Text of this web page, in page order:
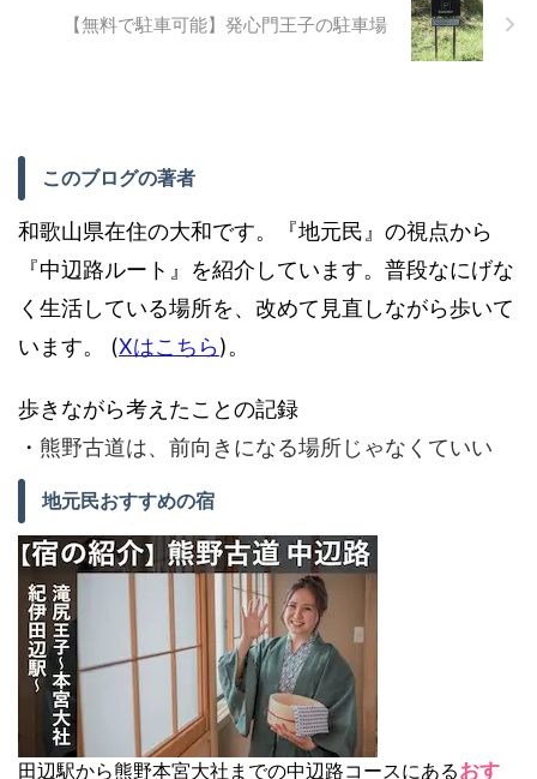
【無料で駐車可能】発心門王子の駐車場
このブログの著者
和歌山県在住の大和です。『地元民』の視点から
『中辺路ルート』を紹介しています。普段なにげな
く生活している場所を、改めて見直しながら歩いて
います。 (Xはこちら)。
歩きながら考えたことの記録
・ 熊野古道は、前向きになる場所じゃなくていい
地元民おすすめの宿
田辺駅から熊野本宮大社までの中辺路コースにあるおす